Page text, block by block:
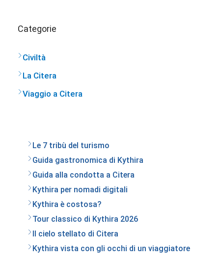
Categorie
Civiltà
La Citera
Viaggio a Citera
Le 7 tribù del turismo
Guida gastronomica di Kythira
Guida alla condotta a Citera
Kythira per nomadi digitali
Kythira è costosa?
Tour classico di Kythira 2026
Il cielo stellato di Citera
Kythira vista con gli occhi di un viaggiatore